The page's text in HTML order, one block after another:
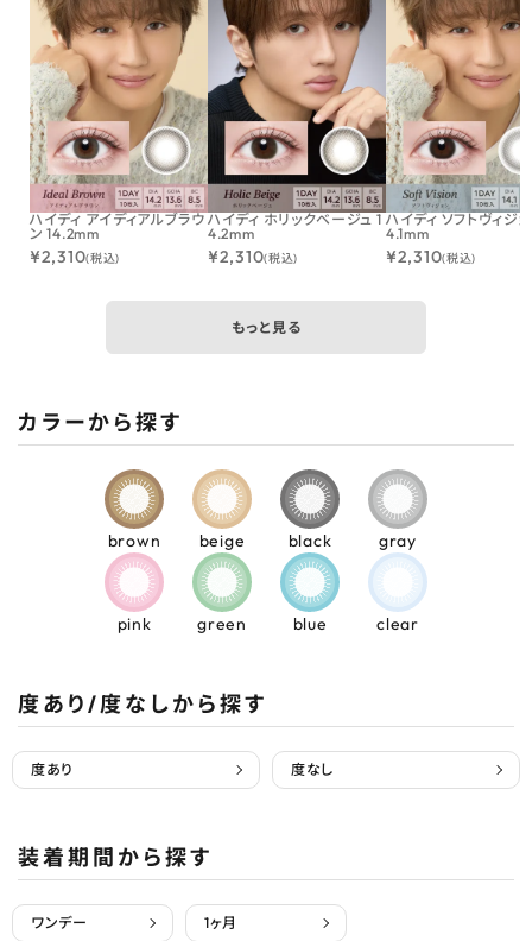
ハイディ アイディアルブラウ
ン 14.2mm
¥2,310(税込)
ハイディ ホリックベージュ 1
4.2mm
¥2,310(税込)
ハイディ ソフトヴィジ
4.1mm
¥2,310(税込)
もっと見る
カラーから探す
brown beige black gray
pink green blue clear
度あり/度なしから探す
度あり 度なし
装着期間から探す
ワンデー 1ヶ月